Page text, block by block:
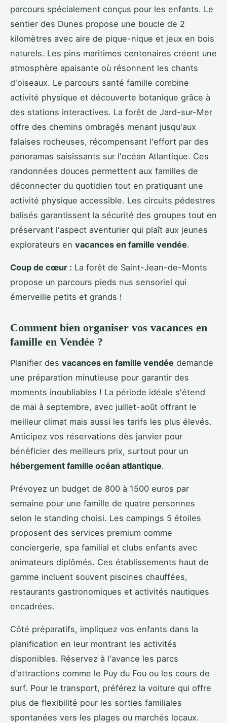
parcours spécialement conçus pour les enfants. Le
sentier des Dunes propose une boucle de 2
kilomètres avec aire de pique-nique et jeux en bois
naturels. Les pins maritimes centenaires créent une
atmosphère apaisante où résonnent les chants
d'oiseaux. Le parcours santé famille combine
activité physique et découverte botanique grâce à
des stations interactives. La forêt de Jard-sur-Mer
offre des chemins ombragés menant jusqu'aux
falaises rocheuses, récompensant l'effort par des
panoramas saisissants sur l'océan Atlantique. Ces
randonnées douces permettent aux familles de
déconnecter du quotidien tout en pratiquant une
activité physique accessible. Les circuits pédestres
balisés garantissent la sécurité des groupes tout en
préservant l'aspect aventurier qui plaît aux jeunes
explorateurs en vacances en famille vendée.
Coup de cœur : La forêt de Saint-Jean-de-Monts
propose un parcours pieds nus sensoriel qui
émerveille petits et grands !
Comment bien organiser vos vacances en
famille en Vendée ?
Planifier des vacances en famille vendée demande
une préparation minutieuse pour garantir des
moments inoubliables ! La période idéale s'étend
de mai à septembre, avec juillet-août offrant le
meilleur climat mais aussi les tarifs les plus élevés.
Anticipez vos réservations dès janvier pour
bénéficier des meilleurs prix, surtout pour un
hébergement famille océan atlantique.
Prévoyez un budget de 800 à 1500 euros par
semaine pour une famille de quatre personnes
selon le standing choisi. Les campings 5 étoiles
proposent des services premium comme
conciergerie, spa familial et clubs enfants avec
animateurs diplômés. Ces établissements haut de
gamme incluent souvent piscines chauffées,
restaurants gastronomiques et activités nautiques
encadrées.
Côté préparatifs, impliquez vos enfants dans la
planification en leur montrant les activités
disponibles. Réservez à l'avance les parcs
d'attractions comme le Puy du Fou ou les cours de
surf. Pour le transport, préférez la voiture qui offre
plus de flexibilité pour les sorties familiales
spontanées vers les plages ou marchés locaux.